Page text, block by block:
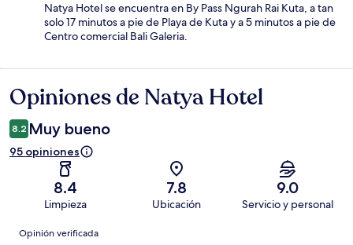
Natya Hotel se encuentra en By Pass Ngurah Rai Kuta, a tan
solo 17 minutos a pie de Playa de Kuta y a 5 minutos a pie de
Centro comercial Bali Galeria.
Opiniones
Opiniones de Natya Hotel
8.2 Muy bueno
95 opiniones
8.4
Limpieza
7.8
Ubicación
9.0
Servicio y personal
Opiniones
Opinión verificada